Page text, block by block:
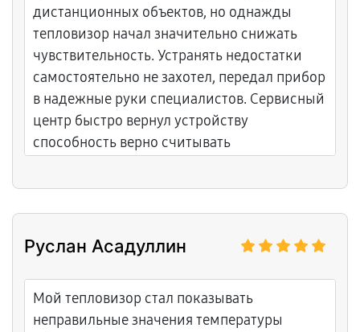
дистанционных объектов, но однажды
тепловизор начал значительно снижать
чувствительность. Устранять недостатки
самостоятельно не захотел, передал прибор
в надежные руки специалистов. Сервисный
центр быстро вернул устройству
способность верно считывать
окружающих предметов.
Руслан Асадуллин
Мой тепловизор стал показывать
неправильные значения температуры